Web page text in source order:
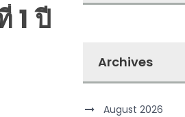
1 ปี
Archives
August 2026